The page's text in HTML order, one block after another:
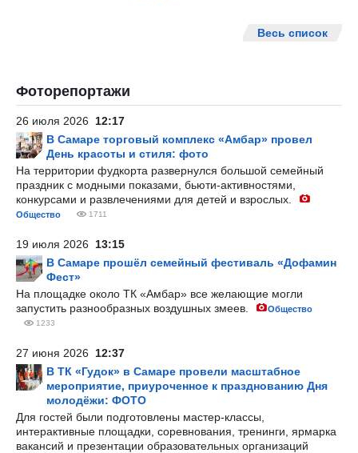
Весь список
Фоторепортажи
26 июля 2026 12:17
В Самаре торговый комплекс «Амбар» провел
День красоты и стиля: фото
На территории фудкорта развернулся большой семейный
праздник с модными показами, бьюти-активностями,
конкурсами и развлечениями для детей и взрослых.
Общество 1711
19 июля 2026 13:15
В Самаре прошёл семейный фестиваль «Дофамин
Фест»
На площадке около ТК «Амбар» все желающие могли
запустить разнообразных воздушных змеев.
Общество
1233
27 июня 2026 12:37
В ТК «Гудок» в Самаре провели масштабное
мероприятие, приуроченное к празднованию Дня
молодёжи: ФОТО
Для гостей были подготовлены мастер-классы,
интерактивные площадки, соревнования, тренинги, ярмарка
вакансий и презентации образовательных организаций